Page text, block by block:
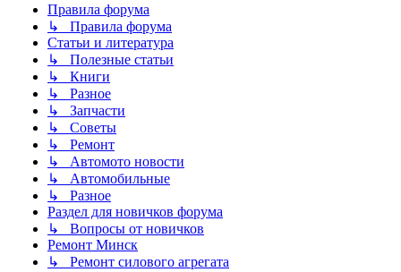
Правила форума
↳ Правила форума
Статьи и литература
↳ Полезные статьи
↳ Книги
↳ Разное
↳ Запчасти
↳ Советы
↳ Ремонт
↳ Автомото новости
↳ Автомобильные
↳ Разное
Раздел для новичков форума
↳ Вопросы от новичков
Ремонт Минск
↳ Ремонт силового агрегата